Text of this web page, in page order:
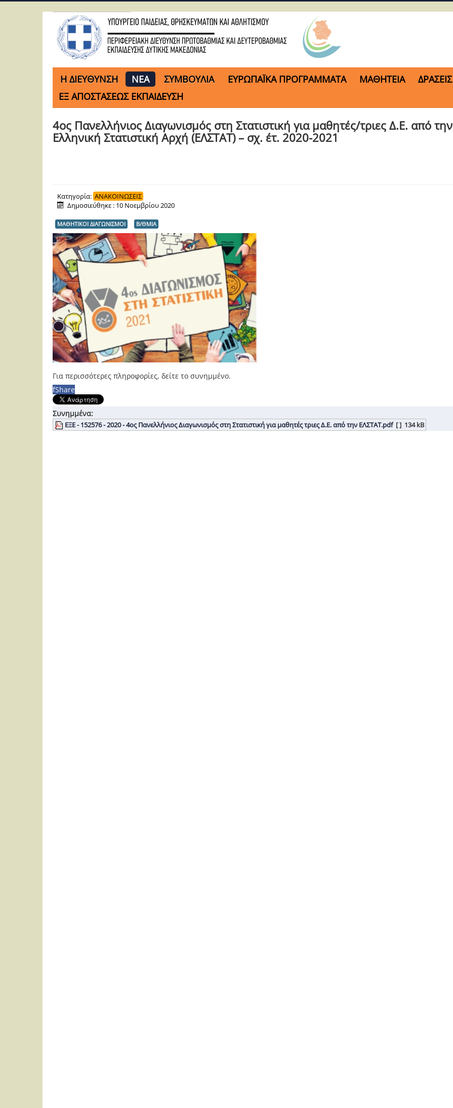
H ΔΙΕΥΘΥΝΣΗ ΝΕΑ ΣΥΜΒΟΥΛΙΑ ΕΥΡΩΠΑΪΚΑ ΠΡΟΓΡΑΜΜΑΤΑ ΜΑΘΗΤΕΙΑ ΔΡΑΣΕΙΣ
ΕΞ ΑΠΟΣΤΑΣΕΩΣ ΕΚΠΑΙΔΕΥΣΗ
4ος Πανελλήνιος Διαγωνισμός στη Στατιστική για μαθητές/τριες Δ.Ε. από την
Ελληνική Στατιστική Αρχή (ΕΛΣΤΑΤ) – σχ. έτ. 2020-2021
Κατηγορία: ΑΝΑΚΟΙΝΩΣΕΙΣ
Δημοσιεύθηκε : 10 Νοεμβρίου 2020
ΜΑΘΗΤΙΚΟΙ ΔΙΑΓΩΝΙΣΜΟΙ Β/ΘΜΙΑ
Για περισσότερες πληροφορίες, δείτε το συνημμένο.
fShare
Συνημμένα:
ΕΞΕ - 152576 - 2020 - 4ος Πανελλήνιος Διαγωνισμός στη Στατιστική για μαθητές τριες Δ.Ε. από την ΕΛΣΤΑΤ.pdf [ ] 134 kB